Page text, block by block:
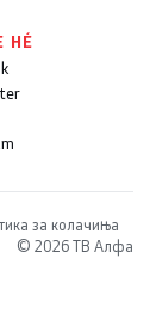
НÉ
за колачиња
© 2026 ТВ Алфа